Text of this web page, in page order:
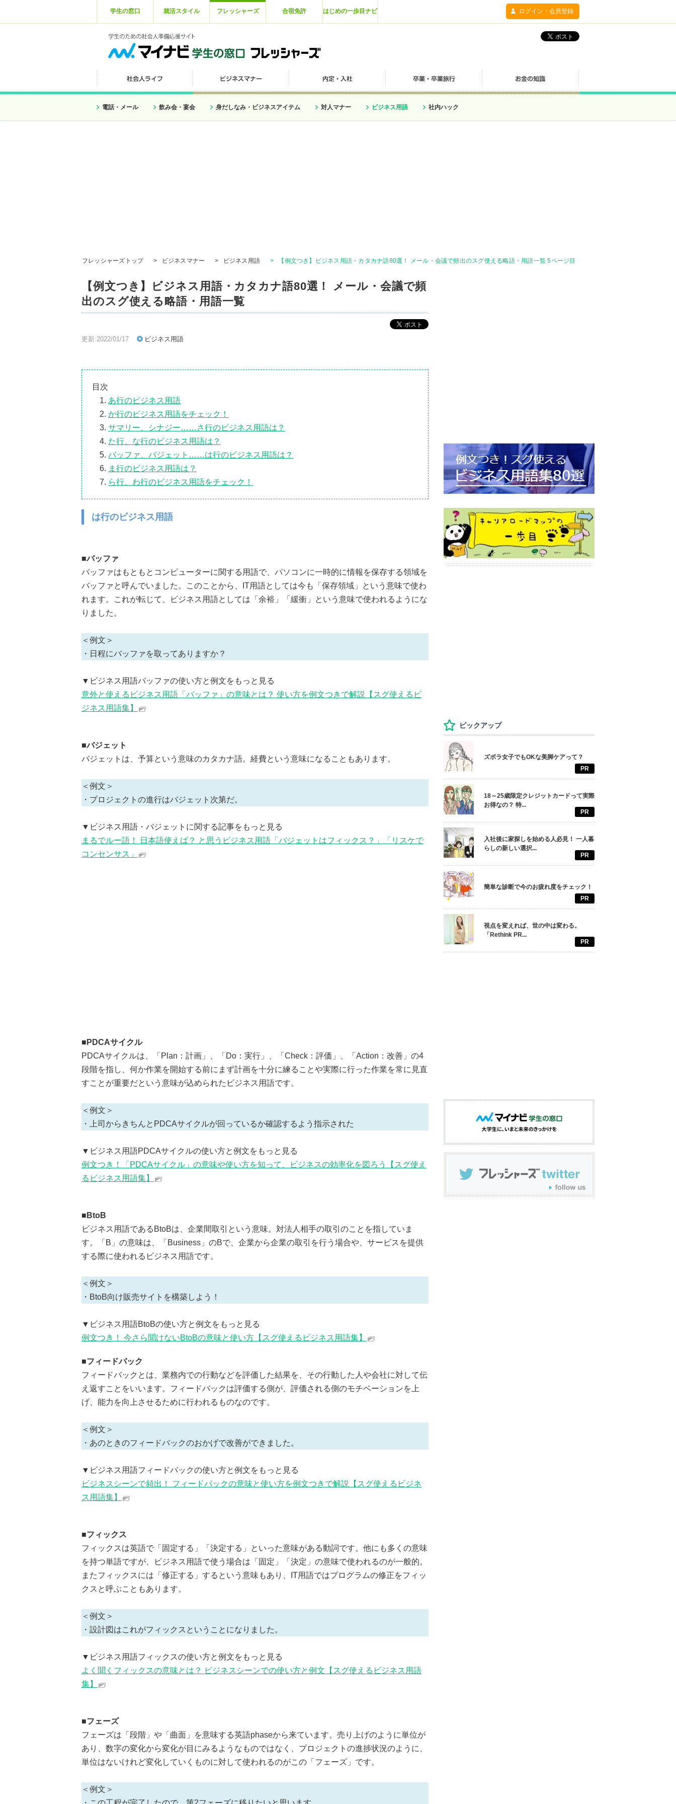
学生の窓口 就活スタイル フレッシャーズ 合宿免許 はじめの一歩目ナビ ログイン・会員登録
電話・メール 飲み会・宴会 身だしなみ・ビジネスアイテム 対人マナー ビジネス用語 社内ハック
フレッシャーズトップ > ビジネスマナー > ビジネス用語 > 【例文つき】ビジネス用語・カタカナ語80選！ メール・会議で頻出のスグ使える略語・用語一覧 5ページ目
【例文つき】ビジネス用語・カタカナ語80選！ メール・会議で頻
出のスグ使える略語・用語一覧
更新:2022/01/17 ビジネス用語
目次
あ行のビジネス用語
か行のビジネス用語をチェック！
サマリー、シナジー……さ行のビジネス用語は？
た行、な行のビジネス用語は？
バッファ、バジェット……は行のビジネス用語は？
ま行のビジネス用語は？
ら行、わ行のビジネス用語をチェック！
は行のビジネス用語
■バッファ
バッファはもともとコンピューターに関する用語で、パソコンに一時的に情報を保存する領域を
バッファと呼んでいました。このことから、IT用語としては今も「保存領域」という意味で使わ
れます。これが転じて、ビジネス用語としては「余裕」「緩衝」という意味で使われるようにな
りました。
＜例文＞
・日程にバッファを取ってありますか？
▼ビジネス用語バッファの使い方と例文をもっと見る
意外と使えるビジネス用語「バッファ」の意味とは？ 使い方を例文つきで解説【スグ使えるビ
ジネス用語集】
■バジェット
バジェットは、予算という意味のカタカナ語。経費という意味になることもあります。
＜例文＞
・プロジェクトの進行はバジェット次第だ。
▼ビジネス用語・バジェットに関する記事をもっと見る
まるでルー語！ 日本語使えば？ と思うビジネス用語「バジェットはフィックス？」「リスケで
コンセンサス」
■PDCAサイクル
PDCAサイクルは、「Plan：計画」、「Do：実行」、「Check：評価」、「Action：改善」の4
段階を指し、何か作業を開始する前にまず計画を十分に練ることや実際に行った作業を常に見直
すことが重要だという意味が込められたビジネス用語です。
＜例文＞
・上司からきちんとPDCAサイクルが回っているか確認するよう指示された
▼ビジネス用語PDCAサイクルの使い方と例文をもっと見る
例文つき！「PDCAサイクル」の意味や使い方を知って、ビジネスの効率化を図ろう【スグ使え
るビジネス用語集】
■BtoB
ビジネス用語であるBtoBは、企業間取引という意味。対法人相手の取引のことを指していま
す。「B」の意味は、「Business」のBで、企業から企業の取引を行う場合や、サービスを提供
する際に使われるビジネス用語です。
＜例文＞
・BtoB向け販売サイトを構築しよう！
▼ビジネス用語BtoBの使い方と例文をもっと見る
例文つき！ 今さら聞けないBtoBの意味と使い方【スグ使えるビジネス用語集】
■フィードバック
フィードバックとは、業務内での行動などを評価した結果を、その行動した人や会社に対して伝
え返すことをいいます。フィードバックは評価する側が、評価される側のモチベーションを上
げ、能力を向上させるために行われるものなのです。
＜例文＞
・あのときのフィードバックのおかげで改善ができました。
▼ビジネス用語フィードバックの使い方と例文をもっと見る
ビジネスシーンで頻出！ フィードバックの意味と使い方を例文つきで解説【スグ使えるビジネ
ス用語集】
■フィックス
フィックスは英語で「固定する」「決定する」といった意味がある動詞です。他にも多くの意味
を持つ単語ですが、ビジネス用語で使う場合は「固定」「決定」の意味で使われるのが一般的。
またフィックスには「修正する」するという意味もあり、IT用語ではプログラムの修正をフィッ
クスと呼ぶこともあります。
＜例文＞
・設計図はこれがフィックスということになりました。
▼ビジネス用語フィックスの使い方と例文をもっと見る
よく聞くフィックスの意味とは？ ビジネスシーンでの使い方と例文【スグ使えるビジネス用語
集】
■フェーズ
フェーズは「段階」や「曲面」を意味する英語phaseから来ています。売り上げのように単位が
あり、数字の変化から変化が目にみるようなものではなく、プロジェクトの進捗状況のように、
単位はないけれど変化していくものに対して使われるのがこの「フェーズ」です。
＜例文＞
ピックアップ
ズボラ女子でもOKな美脚ケアって？
PR
18～25歳限定クレジットカードって実際
お得なの？ 特...
PR
入社後に家探しを始める人必見！ 一人暮
らしの新しい選択...
PR
簡単な診断で今のお疲れ度をチェック！
PR
視点を変えれば、世の中は変わる。
「Rethink PR...
PR